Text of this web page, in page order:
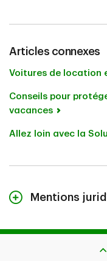
Articles connexes
Voitures de location
Conseils pour
vacances
Allez loin avec la
Mentions
et ne constitue pas
couvertures